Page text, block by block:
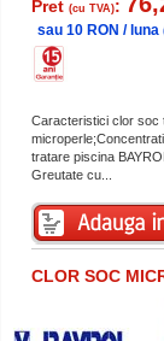
Pret (cu TVA):
sau 10 RON / luna
Caracteristici clor soc
tratare piscina
Greutate cu...
CLOR SOC